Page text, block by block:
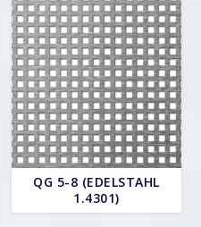
QG 5-8 (EDELSTAHL
1.4301)